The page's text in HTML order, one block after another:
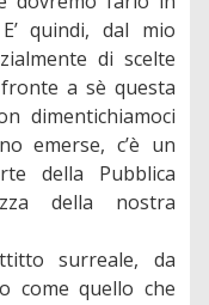
quindi, dal mio
di scelte
a sè questa
dimentichiamoci
emerse, c’è un
della Pubblica
della nostra
surreale, da
come quello che